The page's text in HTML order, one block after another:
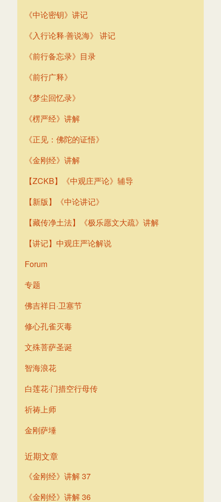
《中论密钥》讲记
《入行论释·善说海》 讲记
《前行备忘录》目录
《前行广释》
《梦尘回忆录》
《楞严经》讲解
《正见：佛陀的证悟》
《金刚经》讲解
【ZCKB】《中观庄严论》辅导
【新版】《中论讲记》
【藏传净土法】《极乐愿文大疏》讲解
【讲记】中观庄严论解说
Forum
专题
佛吉祥日·卫塞节
修心孔雀灭毒
文殊菩萨圣诞
智海浪花
白莲花·门措空行母传
祈祷上师
金刚萨埵
近期文章
《金刚经》讲解 37
《金刚经》讲解 36